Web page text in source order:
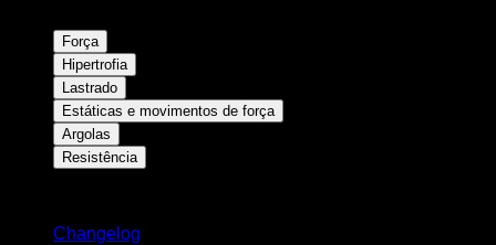
Força
Hipertrofia
Lastrado
Estáticas e movimentos de força
Argolas
Resistência
Changelog